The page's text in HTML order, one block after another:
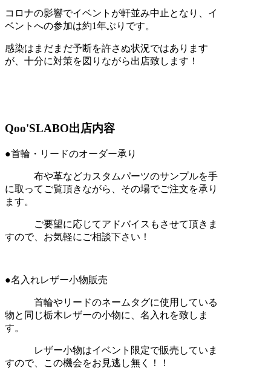
コロナの影響でイベントが軒並み中止となり、イ
ベントへの参加は約1年ぶりです。
感染はまだまだ予断を許さぬ状況ではあります
が、十分に対策を図りながら出店致します！
Qoo'SLABO出店内容
●首輪・リードのオーダー承り
布や革などカスタムパーツのサンプルを手
に取ってご覧頂きながら、その場でご注文を承り
ます。
ご要望に応じてアドバイスもさせて頂きま
すので、お気軽にご相談下さい！
●名入れレザー小物販売
首輪やリードのネームタグに使用している
物と同じ栃木レザーの小物に、名入れを致しま
す。
レザー小物はイベント限定で販売していま
すので、この機会をお見逃し無く！！